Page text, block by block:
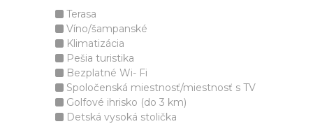
Terasa
Víno/šampanské
Klimatizácia
Pešia turistika
Bezplatné Wi- Fi
Spoločenská miestnosť/miestnosť s TV
Golfové ihrisko (do 3 km)
Detská vysoká stolička